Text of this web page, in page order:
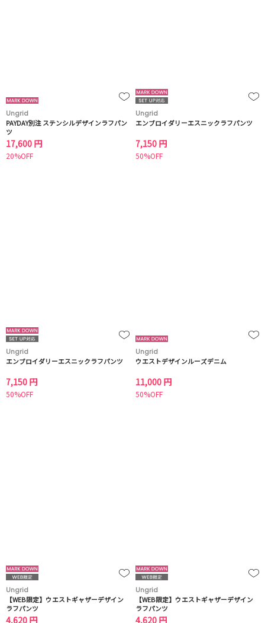
Ungrid
PAYDAY別注 ステンシルデザインラフパン
ツ
17,600 円
20%OFF
Ungrid
エンブロイダリーエスニックラフパンツ
7,150 円
50%OFF
Ungrid
エンブロイダリーエスニックラフパンツ
7,150 円
50%OFF
Ungrid
ウエストデザインルーズデニム
11,000 円
50%OFF
Ungrid
【WEB限定】ウエストギャザーデザイン
ラフパンツ
4,620 円
Ungrid
【WEB限定】ウエストギャザーデザイン
ラフパンツ
4,620 円